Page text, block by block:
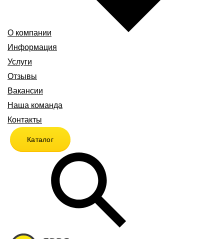
О компании
Информация
Услуги
Отзывы
Вакансии
Наша команда
Контакты
Каталог